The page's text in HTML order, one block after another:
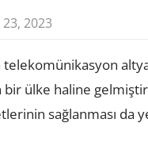
23, 2023
bir ülke haline
sağlanması da